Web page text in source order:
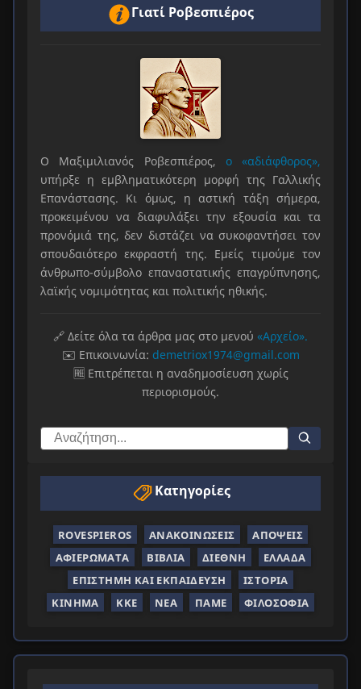
Γιατί Ροβεσπιέρος
Ο Μαξιμιλιανός Ροβεσπιέρος, ο «αδιάφθορος»,
υπήρξε η εμβληματικότερη μορφή της Γαλλικής
Επανάστασης. Κι όμως, η αστική τάξη σήμερα,
προκειμένου να διαφυλάξει την εξουσία και τα
προνόμιά της, δεν διστάζει να συκοφαντήσει τον
σπουδαιότερο εκφραστή της. Εμείς τιμούμε τον
άνθρωπο-σύμβολο επαναστατικής επαγρύπνησης,
λαϊκής νομιμότητας και πολιτικής ηθικής.
🔗 Δείτε όλα τα άρθρα μας στο μενού «Αρχείο».
✉️ Επικοινωνία: demetriox1974@gmail.com
🆓 Επιτρέπεται η αναδημοσίευση χωρίς
περιορισμούς.
Κατηγορίες
ROVESPIEROS ΑΝΑΚΟΙΝΏΣΕΙΣ
ΑΠΌΨΕΙΣ
ΑΦΙΕΡΏΜΑΤΑ
ΒΙΒΛΊΑ ΔΙΕΘΝΉ
ΕΛΛΆΔΑ
ΕΠΙΣΤΉΜΗ ΚΑΙ ΕΚΠΑΊΔΕΥΣΗ
ΙΣΤΟΡΊΑ
ΚΊΝΗΜΑ
ΚΚΕ ΝΈΑ ΠΑΜΕ ΦΙΛΟΣΟΦΊΑ